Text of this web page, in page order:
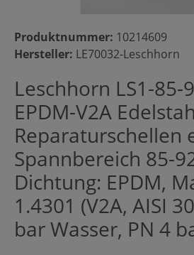
Produktnummer: 10214609
Hersteller: LE70032-Leschhorn
Leschhorn LS1-85-
EPDM-V2A
Reparaturschellen
Spannbereich 85-
Dichtung: EPDM,
1.4301 (V2A, AISI
bar Wasser, PN 4